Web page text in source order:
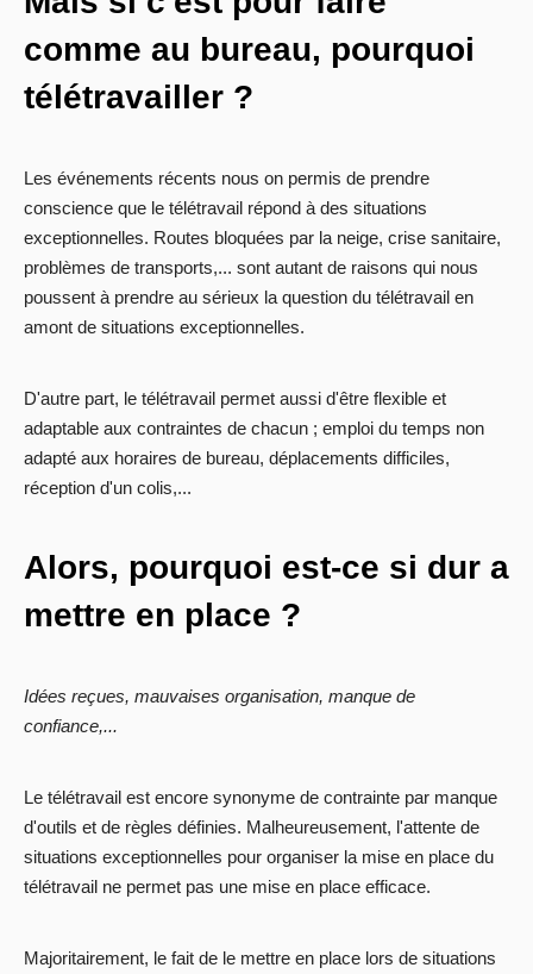
comme au bureau, pourquoi
télétravailler ?
Les événements récents nous on permis de prendre
conscience que le télétravail répond à des situations
exceptionnelles. Routes bloquées par la neige, crise sanitaire,
problèmes de transports,... sont autant de raisons qui nous
poussent à prendre au sérieux la question du télétravail en
amont de situations exceptionnelles.
D'autre part, le télétravail permet aussi d'être flexible et
adaptable aux contraintes de chacun ; emploi du temps non
adapté aux horaires de bureau, déplacements difficiles,
réception d'un colis,...
Alors, pourquoi est-ce si dur a
mettre en place ?
Idées reçues, mauvaises organisation, manque de
confiance,...
Le télétravail est encore synonyme de contrainte par manque
d'outils et de règles définies. Malheureusement, l'attente de
situations exceptionnelles pour organiser la mise en place du
télétravail ne permet pas une mise en place efficace.
Majoritairement, le fait de le mettre en place lors de situations